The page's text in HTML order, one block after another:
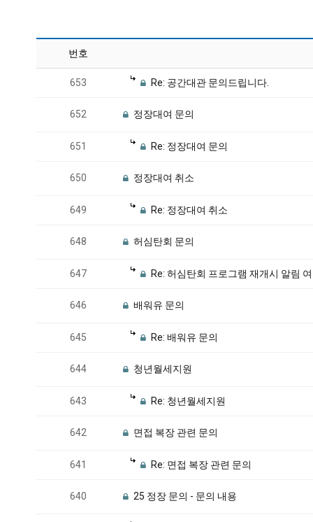
번호
653 Re: 공간대관 문의드립니다.
652 정장대여 문의
651 Re: 정장대여 문의
650 정장대여 취소
649 Re: 정장대여 취소
648 허심탄회 문의
647 Re: 허심탄회 프로그램 재개시 알림
646 배워유 문의
645 Re: 배워유 문의
644 청년월세지원
643 Re: 청년월세지원
642 면접 복장 관련 문의
641 Re: 면접 복장 관련 문의
640 25 정장 문의 - 문의 내용